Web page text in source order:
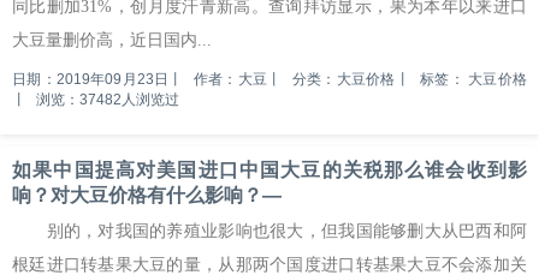
同比删加31%，创月度汗青新高。查询拜访显示，果为本年以来进口
大豆量删价高，近日国内...
日期：2019年09月23日 作者：大豆 分类：大豆价格 标签： 大豆价格
浏览：37482人浏览过
如果中国提高对美国进口中国大豆的关税那么谁会收到影
响？对大豆价格有什么影响？—
别的，对我国的养殖业影响也很大，但我国能够删大从巴西和阿
根廷进口转基果大豆的量，从那两个国度进口转基果大豆不会添加关